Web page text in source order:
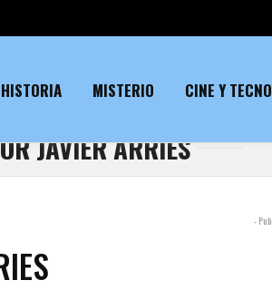
HISTORIA MISTERIO CINE Y
JAVIER ARRIES
-